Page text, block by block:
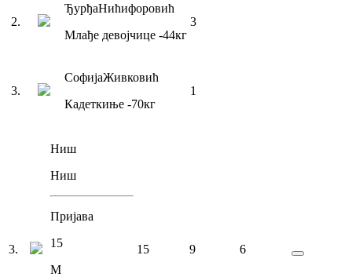
2.
ЂурђаНићифоровић
Млађе девојчице -44кг
3
3.
СофијаЖивковић
Кадеткиње -70кг
1
3.
Ниш
Ниш
Пријава
15
М
15 9 6